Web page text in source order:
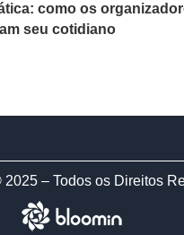
como os
seu cotidiano
– Todos os Direitos